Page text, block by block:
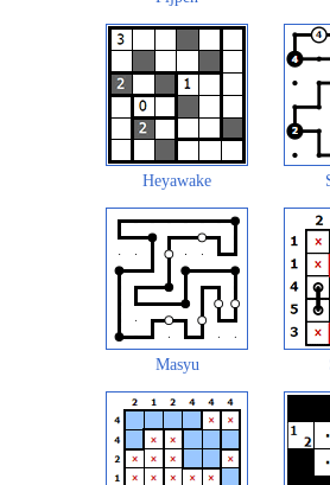
Heyawake
Masyu